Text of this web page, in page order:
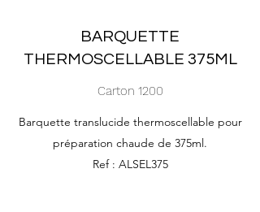
BARQUETTE
THERMOSCELLABLE 375ML
Carton 1200
Barquette translucide thermoscellable pour
préparation chaude de 375ml.
Ref : ALSEL375